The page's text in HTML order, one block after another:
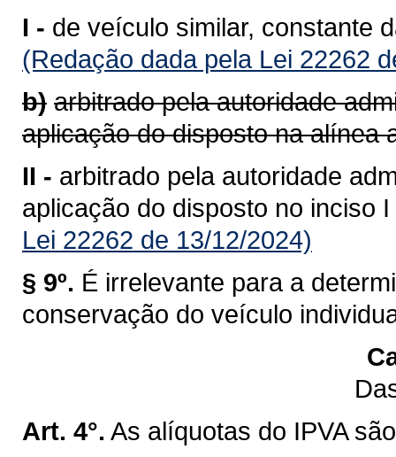
I - de veículo similar, constante
(Redação dada pela Lei 22262
b) arbitrado pela autoridade
aplicação do disposto na alínea
II - arbitrado pela autoridade
aplicação do disposto no inciso
Lei 22262 de 13/12/2024)
§ 9º. É irrelevante para a
conservação do veículo
Art. 4°. As alíquotas do IPVA